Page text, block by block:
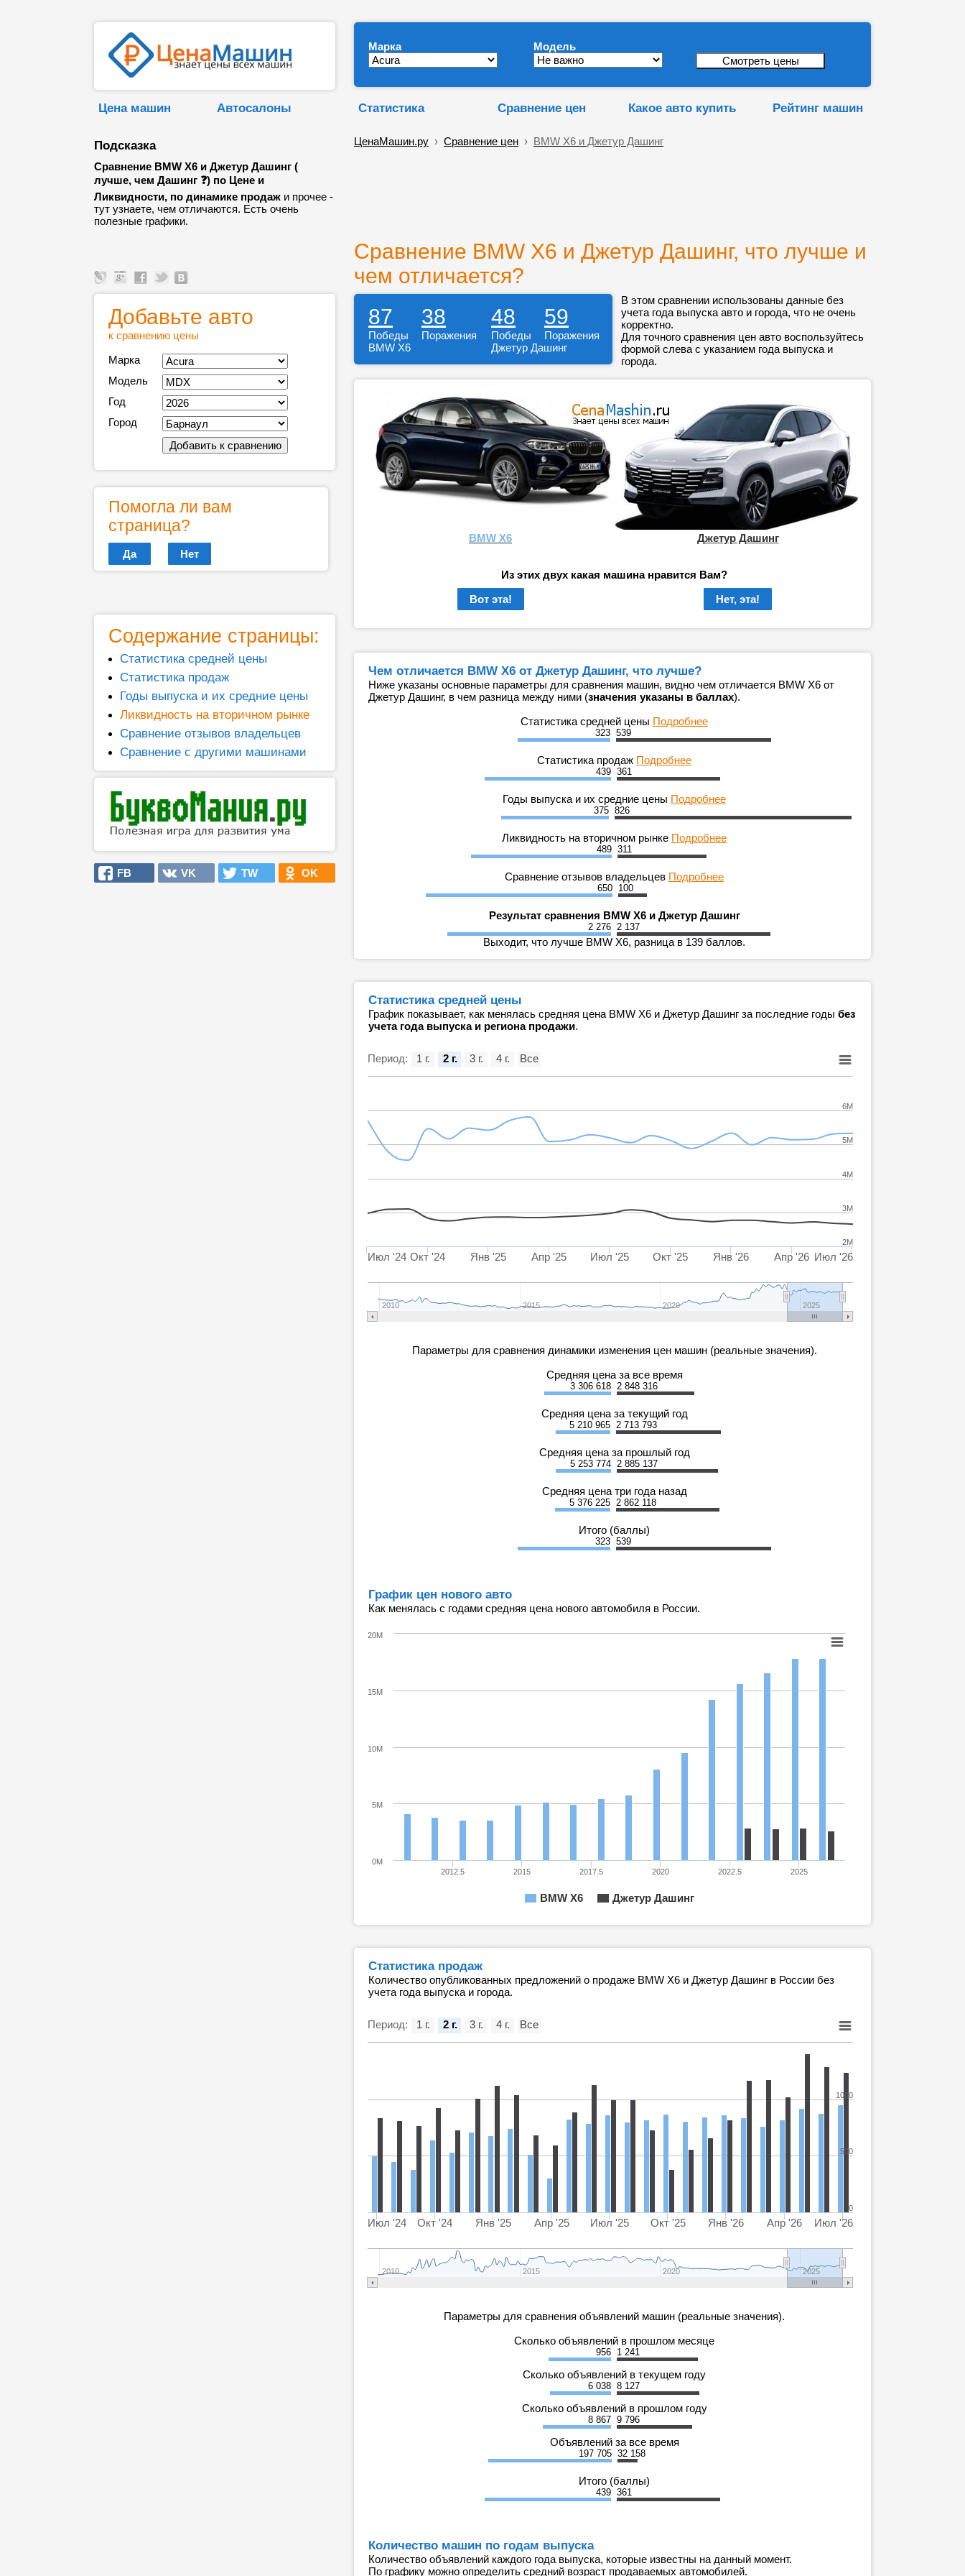
Марка Модель
Цена машин Автосалоны Статистика Сравнение цен Какое авто купить Рейтинг машин
Подсказка
Сравнение BMW X6 и Джетур Дашинг (
лучше, чем Дашинг ❓) по Цене и
Ликвидности, по динамике продаж и прочее -
тут узнаете, чем отличаются. Есть очень
полезные графики.
ЦенаМашин.ру › Сравнение цен › BMW X6 и Джетур Дашинг
Сравнение BMW X6 и Джетур Дашинг, что лучше и
чем отличается?
Добавьте авто
к сравнению цены
Марка
Модель
Год
Город
Помогла ли вам
страница?
Да Нет
Содержание страницы:
Статистика средней цены
Статистика продаж
Годы выпуска и их средние цены
Ликвидность на вторичном рынке
Сравнение отзывов владельцев
Сравнение с другими машинами
FB VK TW OK
87 38 48 59
Победы Поражения Победы
Поражения
BMW X6
Джетур Дашинг
В этом сравнении использованы данные без
учета года выпуска авто и города, что не очень
корректно.
Для точного сравнения цен авто воспользуйтесь
формой слева с указанием года выпуска и
города.
BMW X6 Джетур Дашинг
Из этих двух какая машина нравится Вам?
Вот эта!
Нет, эта!
Чем отличается BMW X6 от Джетур Дашинг, что лучше?
Ниже указаны основные параметры для сравнения машин, видно чем отличается BMW X6 от
Джетур Дашинг, в чем разница между ними (значения указаны в баллах).
Статистика средней цены Подробнее
323 539
Статистика продаж Подробнее
439 361
Годы выпуска и их средние цены Подробнее
375 826
Ликвидность на вторичном рынке Подробнее
489 311
Сравнение отзывов владельцев Подробнее
650 100
Результат сравнения BMW X6 и Джетур Дашинг
2 276 2 137
Выходит, что лучше BMW X6, разница в 139 баллов.
Статистика средней цены
График показывает, как менялась средняя цена BMW X6 и Джетур Дашинг за последние годы без
учета года выпуска и региона продажи.
Период:
Июл '24 Окт '24 Янв '25 Апр '25 Июл '25 Окт '25 Янв '26 Апр '26 Июл '26
2010 2015 2020 2025
2M
3M
4M
5M
6M
1 г. 2 г. 3 г. 4 г. Все
Параметры для сравнения динамики изменения цен машин (реальные значения).
Средняя цена за все время
3 306 618 2 848 316
Средняя цена за текущий год
5 210 965 2 713 793
Средняя цена за прошлый год
5 253 774 2 885 137
Средняя цена три года назад
5 376 225 2 862 118
Итого (баллы)
323 539
График цен нового авто
Как менялась с годами средняя цена нового автомобиля в России.
BMW X6 Джетур Дашинг
2012.5 2015 2017.5 2020 2022.5 2025
0M
5M
10M
15M
20M
Статистика продаж
Количество опубликованных предложений о продаже BMW X6 и Джетур Дашинг в России без
учета года выпуска и города.
Период:
Июл '24 Окт '24 Янв '25 Апр '25 Июл '25 Окт '25 Янв '26 Апр '26 Июл '26
2010 2015 2020 2025
0
500
1000
1 г. 2 г. 3 г. 4 г. Все
Параметры для сравнения объявлений машин (реальные значения).
Сколько объявлений в прошлом месяце
956 1 241
Сколько объявлений в текущем году
6 038 8 127
Сколько объявлений в прошлом году
8 867 9 796
Объявлений за все время
197 705 32 158
Итого (баллы)
439 361
Количество машин по годам выпуска
Количество объявлений каждого года выпуска, которые известны на данный момент.
По графику можно определить средний возраст продаваемых автомобилей.